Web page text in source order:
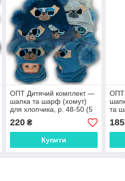
ОПТ Дитячий комплект —
шапка та шарф (хомут)
для хлопчика, р. 48-50 (5
шт./набір)
220₴
Купити
ОПТ
та
185